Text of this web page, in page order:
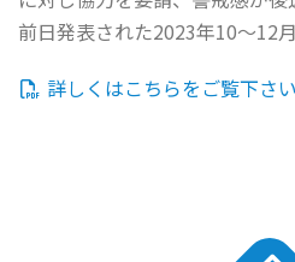
前日発表された2023年10～12
詳しくはこちらをご覧下さい